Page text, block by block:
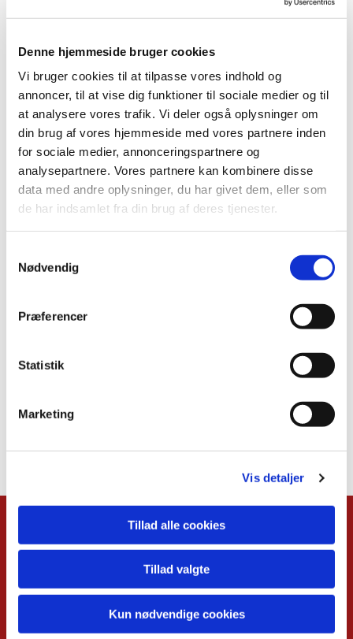
Denne hjemmeside bruger cookies
Vi bruger cookies til at tilpasse vores indhold og
annoncer, til at vise dig funktioner til sociale medier og til
at analysere vores trafik. Vi deler også oplysninger om
din brug af vores hjemmeside med vores partnere inden
for sociale medier, annonceringspartnere og
analysepartnere. Vores partnere kan kombinere disse
data med andre oplysninger, du har givet dem, eller som
de har indsamlet fra din brug af deres tjenester.
Nødvendig
Præferencer
Statistik
Marketing
Vis detaljer
Tillad alle cookies
Tillad valgte
Kun nødvendige cookies
Du vil måske også kunne lide...
Babysalmesang